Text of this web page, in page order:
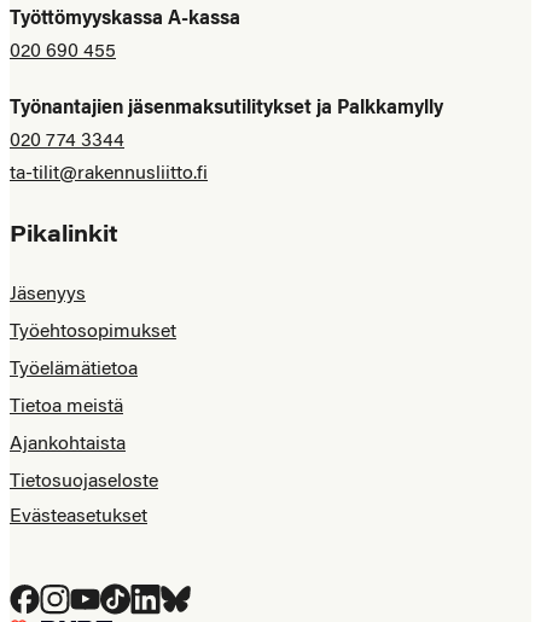
Työttömyyskassa A-kassa
020 690 455
Työnantajien jäsenmaksutilitykset ja Palkkamylly
020 774 3344
ta-tilit@rakennusliitto.fi
Pikalinkit
Jäsenyys
Työehtosopimukset
Työelämätietoa
Tietoa meistä
Ajankohtaista
Tietosuojaseloste
Evästeasetukset
Facebook
Instagram
YouTube
TiktokLinkedIn
Bluesky